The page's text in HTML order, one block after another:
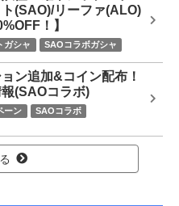
(SAO)/リーファ(ALO)
！】
ガシャ SAOコラボガシャ
ン追加&コイン配布！
報(SAOコラボ)
ーン SAOコラボ